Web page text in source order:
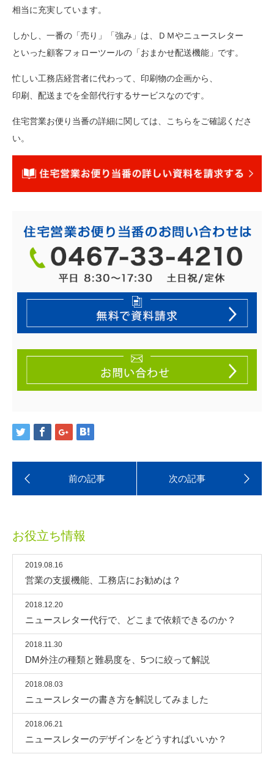
相当に充実しています。
しかし、一番の「売り」「強み」は、ＤＭやニュースレター
といった顧客フォローツールの「おまかせ配送機能」です。
忙しい工務店経営者に代わって、印刷物の企画から、
印刷、配送までを全部代行するサービスなのです。
住宅営業お便り当番の詳細に関しては、こちらをご確認くださ
い。
お役立ち情報
2019.08.16
営業の支援機能、工務店にお勧めは？
2018.12.20
ニュースレター代行で、どこまで依頼できるのか？
2018.11.30
DM外注の種類と難易度を、5つに絞って解説
2018.08.03
ニュースレターの書き方を解説してみました
2018.06.21
ニュースレターのデザインをどうすればいいか？